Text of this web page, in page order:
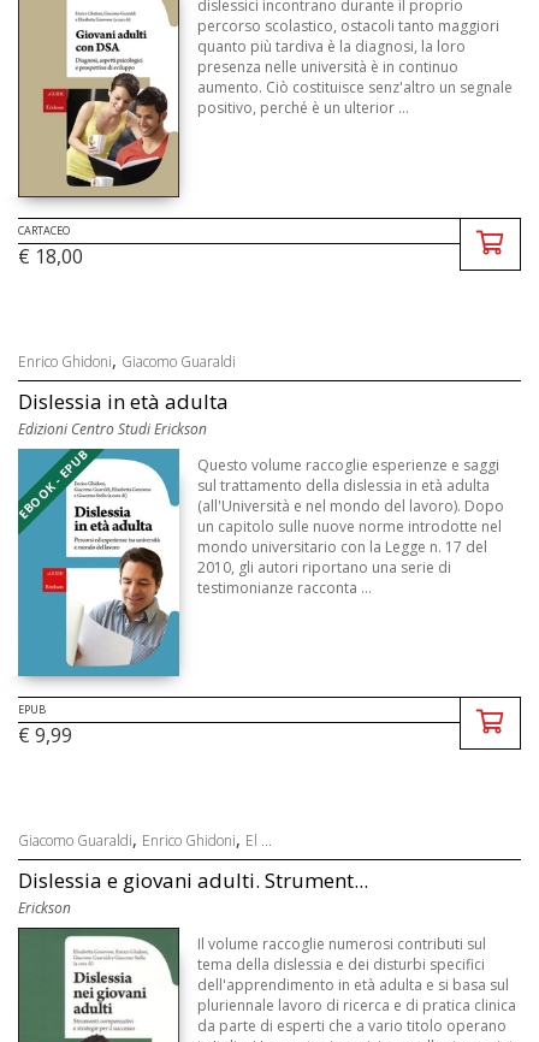
dislessici incontrano durante il proprio
percorso scolastico, ostacoli tanto maggiori
quanto più tardiva è la diagnosi, la loro
presenza nelle università è in continuo
aumento. Ciò costituisce senz'altro un segnale
positivo, perché è un ulterior ...
CARTACEO
€ 18,00
Enrico Ghidoni, Giacomo Guaraldi
Dislessia in età adulta
Edizioni Centro Studi Erickson
EBOOK - EPUB
Questo volume raccoglie esperienze e saggi
sul trattamento della dislessia in età adulta
(all'Università e nel mondo del lavoro). Dopo
un capitolo sulle nuove norme introdotte nel
mondo universitario con la Legge n. 17 del
2010, gli autori riportano una serie di
testimonianze racconta ...
EPUB
€ 9,99
Giacomo Guaraldi, Enrico Ghidoni, El ...
Dislessia e giovani adulti. Strument...
Erickson
Il volume raccoglie numerosi contributi sul
tema della dislessia e dei disturbi specifici
dell'apprendimento in età adulta e si basa sul
pluriennale lavoro di ricerca e di pratica clinica
da parte di esperti che a vario titolo operano